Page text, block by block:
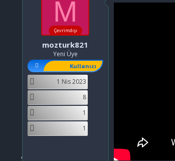
l
a
t
a
n
a
g
ı
ç
t
a
r
i
h
M
Çevrimdışı
mozturk821
Yeni Üye
Kullanıcı
1 Nis 2023
8
1
1